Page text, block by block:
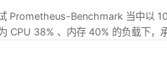
写入性能报告
Prometheus-Benchmark 当中以
CPU 38% 、内存 40% 的负载下，
亿条 ，每十分钟更新 615 万条时